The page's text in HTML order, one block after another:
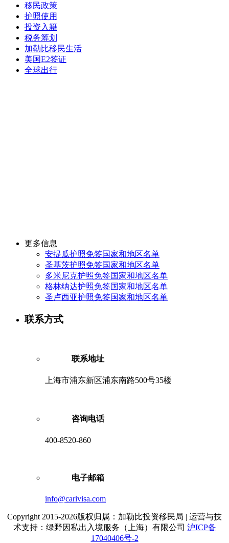
移民政策
护照使用
投资入籍
税务筹划
加勒比移民生活
美国E2签证
全球出行
更多信息
安提瓜护照免签国家和地区名单
圣基茨护照免签国家和地区名单
多米尼克护照免签国家和地区名单
格林纳达护照免签国家和地区名单
圣卢西亚护照免签国家和地区名单
联系方式
联系地址
上海市浦东新区浦东南路500号35楼
咨询电话
400-8520-860
电子邮箱
info@carivisa.com
Copyright 2015-2026版权归属：加勒比投资移民局 | 运营与技
术支持：绿野因私出入境服务（上海）有限公司 沪ICP备
17040406号-2